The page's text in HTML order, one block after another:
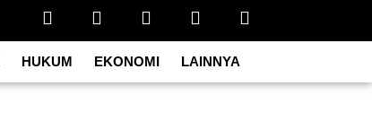
HUKUM EKONOMI LAINNYA